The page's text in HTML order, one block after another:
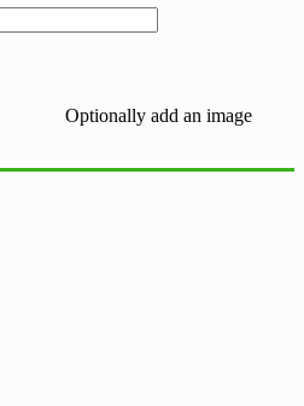
Optionally add an image